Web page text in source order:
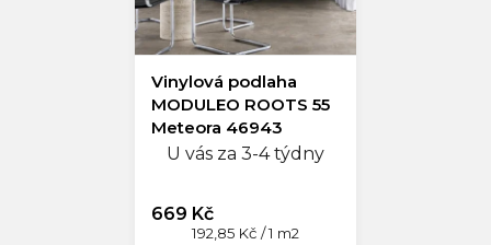
Vinylová podlaha
MODULEO ROOTS 55
Meteora 46943
U vás za 3-4 týdny
669 Kč
Měrná
192,85 Kč / 1 m2